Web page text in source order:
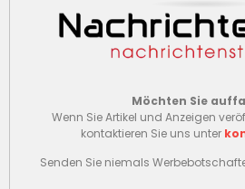
Möchten Sie
Wenn Sie Artikel und Anzeigen
kontaktieren Sie uns unter
Senden Sie niemals